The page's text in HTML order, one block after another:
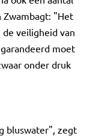
Zwambagt: "Het
veiligheid van
moet
onder druk
bluswater", zegt